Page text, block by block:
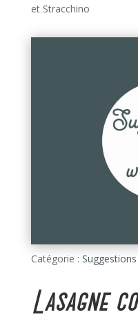
et Stracchino
Catégorie :
Lasagne